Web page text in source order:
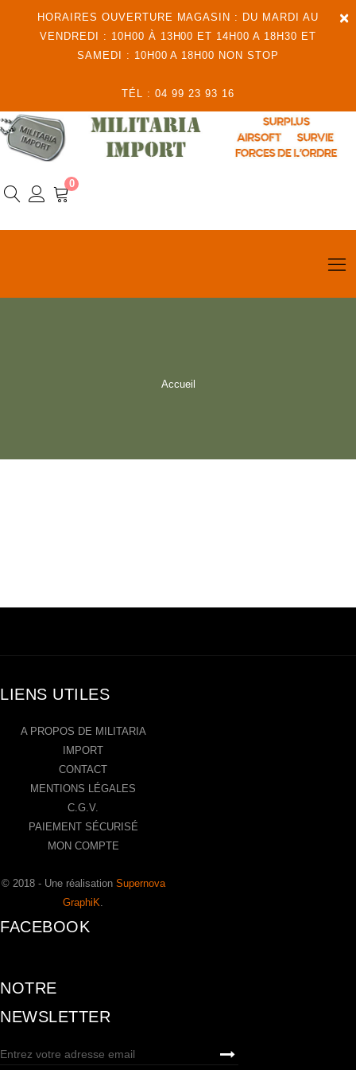
×
HORAIRES OUVERTURE MAGASIN : DU MARDI AU
VENDREDI : 10H00 À 13H00 ET 14H00 A 18H30 ET
SAMEDI : 10H00 A 18H00 NON STOP
TÉL : 04 99 23 93 16
0
Accueil
LIENS UTILES
A PROPOS DE MILITARIA
IMPORT
CONTACT
MENTIONS LÉGALES
C.G.V.
PAIEMENT SÉCURISÉ
MON COMPTE
© 2018 - Une réalisation Supernova
GraphiK
FACEBOOK
NOTRE
NEWSLETTER